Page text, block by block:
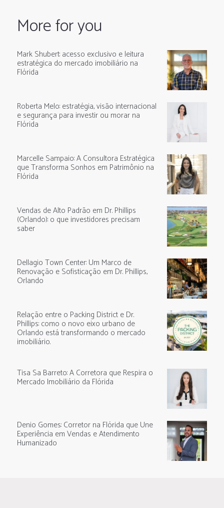
More for you
Mark Shubert: acesso exclusivo e leitura
estratégica do mercado imobiliário na
Flórida
Roberta Melo: estratégia, visão internacional
e segurança para investir ou morar na
Flórida
Marcelle Sampaio: A Consultora Estratégica
que Transforma Sonhos em Patrimônio na
Flórida
Vendas de Alto Padrão em Dr. Phillips
(Orlando): o que investidores precisam
saber
Dellagio Town Center: Um Marco de
Renovação e Sofisticação em Dr. Phillips,
Orlando
Relação entre o Packing District e Dr.
Phillips: como o novo eixo urbano de
Orlando está transformando o mercado
imobiliário.
Tisa Sa Barreto: A Corretora que Respira o
Mercado Imobiliário da Flórida
Denio Gomes: Corretor na Flórida que Une
Experiência em Vendas e Atendimento
Humanizado